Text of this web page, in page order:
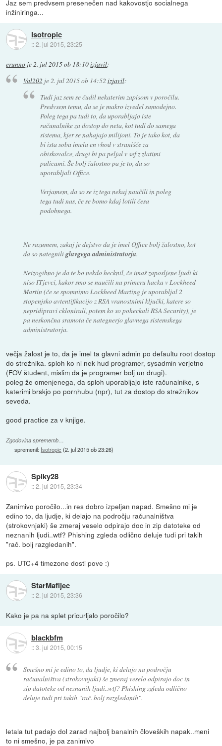
Jaz sem predvsem presenečen nad kakovostjo socialnega
inžiniringa...
Isotropic
::2. jul 2015, 23:25
erunno je2. jul 2015 ob 18:10izjavil:
Val202je2. jul 2015 ob 14:52 izjavil:
Tudi jaz sem se čudil nekaterim zapisom v poročilu.
Predvsem temu, da se je makro izvedel samodejno.
Poleg tega pa tudi to, da uporabljajo iste
računalnike za dostop do neta, kot tudi do samega
sistema, kjer se nahajajo milijoni. To je tako kot, da
bi ista soba imela en vhod v stranišče za
obiskovalce, drugi bi pa peljal v sef z zlatimi
palicami. Še bolj žalostno pa je to, da so
uporabljali Office.
Verjamem, da so se iz tega nekaj naučili in poleg
tega tudi nas, če se bomo kdaj lotili česa
podobnega.
Ne razumem, zakaj je dejstvo da je imel Office bolj žalostno, kot
da so nategniliglavgega administratorja.
Neizogibno je da te bo nekdo hecknil, če imaš zaposljene ljudi ki
niso ITjevci, kakor smo se naučili na primeru hacka v Lockheed
Martin (če se spomnimo Lockheed Marting je uporabljal 2
stopenjsko avtentifikacijo z RSA vranostnimi ključki, katere so
nepridipravi cklonirali, potem ko so poheckali RSA Security), je
pa neskončna sramota če nategnerjo glavnega sistemskega
administratorja.
večja žalost je to, da je imel ta glavni admin po defaultu root dostop
do strežnika. sploh ko ni nek hud programer, sysadmin verjetno
(FOV študent, mislim da je programer bolj un drugi).
poleg že omenjenega, da sploh uporabljajo iste računalnike, s
katerimi brskjo po pornhubu (npr), tut za dostop do strežnikov
seveda.
good practice za v knjige.
Zgodovina sprememb…
spremenil: Isotropic (2. jul 2015 ob 23:26)
Spiky28
::2. jul 2015, 23:34
Zanimivo poročilo...in res dobro izpeljan napad. Smešno mi je
edino to, da ljudje, ki delajo na področju računalništva
(strokovnjaki) še zmeraj veselo odpirajo doc in zip datoteke od
neznanih ljudi..wtf? Phishing zgleda odlično deluje tudi pri takih
"rač. bolj razgledanih".
ps. UTC+4 timezone dosti pove :)
StarMafijec
::2. jul 2015, 23:36
Kako je pa na splet pricurljalo poročilo?
blackbfm
::3. jul 2015, 00:15
Smešno mi je edino to, da ljudje, ki delajo na področju
računalništva (strokovnjaki) še zmeraj veselo odpirajo doc in
zip datoteke od neznanih ljudi..wtf? Phishing zgleda odlično
deluje tudi pri takih "rač. bolj razgledanih".
letala tut padajo dol zarad najbolj banalnih človeških napak..meni
to ni smešno, je pa zanimivo